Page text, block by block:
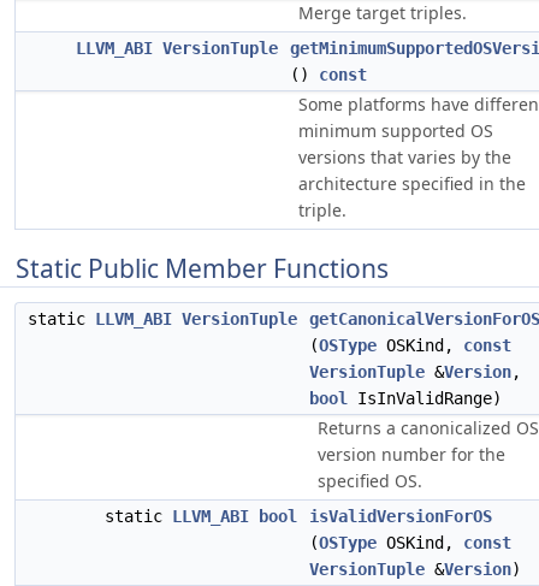
Merge target triples.
LLVM_ABI VersionTuple
() const
Some platforms have
minimum supported OS
versions that varies by the
architecture specified in the
triple.
Static Public Member Functions
static LLVM_ABI VersionTuple
getCanonicalVersionForOS
(OSType OSKind, const
VersionTuple &Version,
bool
IsInValidRange)
Returns a canonicalized OS
version number for the
specified OS.
static LLVM_ABI bool
isValidVersionForOS
(OSType OSKind, const
VersionTuple &Version)